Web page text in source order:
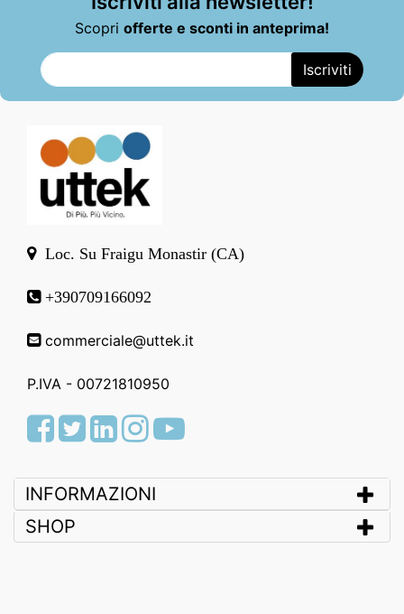
Scopri offerte e sconti in anteprima!
Loc. Su Fraigu Monastir (CA)
+390709166092
commerciale@uttek.it
P.IVA - 00721810950
Facebook
TwitterLinkedInInstagram
Youtube
INFORMAZIONI
SHOP